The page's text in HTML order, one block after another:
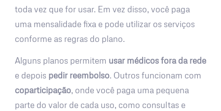
toda vez que for usar. Em vez disso, você paga
uma mensalidade fixa e pode utilizar os serviços
conforme as regras do plano.
Alguns planos permitem usar médicos fora da rede
e depois pedir reembolso. Outros funcionam com
coparticipação, onde você paga uma pequena
parte do valor de cada uso, como consultas e